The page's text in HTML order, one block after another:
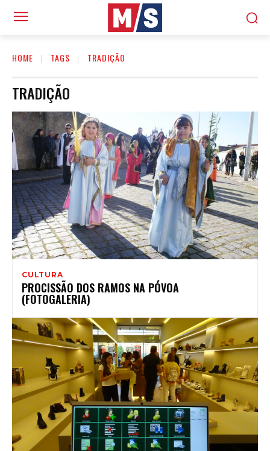
HOME TAGS TRADIÇÃO
TRADIÇÃO
CULTURA
PROCISSÃO DOS RAMOS NA PÓVOA
(FOTOGALERIA)